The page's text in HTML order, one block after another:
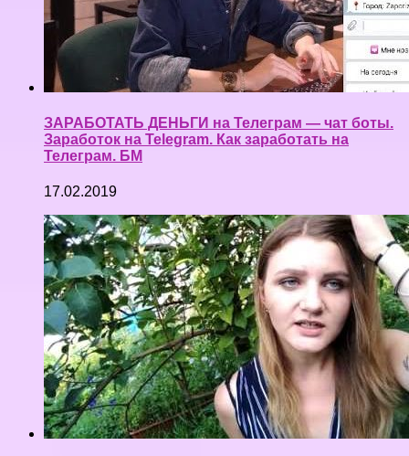
ЗАРАБОТАТЬ ДЕНЬГИ на Телеграм — чат боты.
Заработок на Telegram. Как заработать на
Телеграм. БМ
17.02.2019